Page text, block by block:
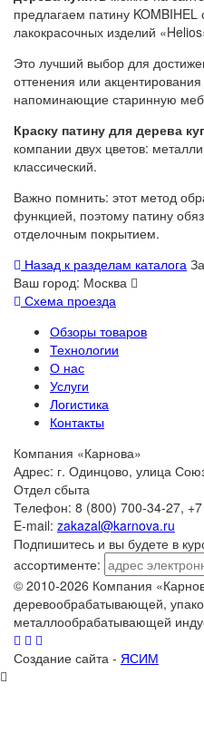
предлагаем патину KOMBIHEL
лакокрасочных изделий
Это лучший выбор для
оттенения или
напоминающие старинную
Краску патину для дерева
компании двух цветов:
классический.
Важно помнить: этот метод
функцией, поэтому патину
отделочным покрытием.
Назад к разделам каталога
Ваш город: Москва
Схема проезда
Обзоры товаров
Технологии
О нас
Услуги
Логистика
Контакты
Компания «Карнова»
Адрес: г. Одинцово, улица
Отдел сбыта
Телефон: 8 (800) 700-34-27,
E-mail: zakazal@karnova.ru
Подпишитесь и вы будете в
ассортименте:
© 2010-2026 Компания
деревообрабатывающей,
металлообрабатывающей
Создание сайта - ЯСИМ